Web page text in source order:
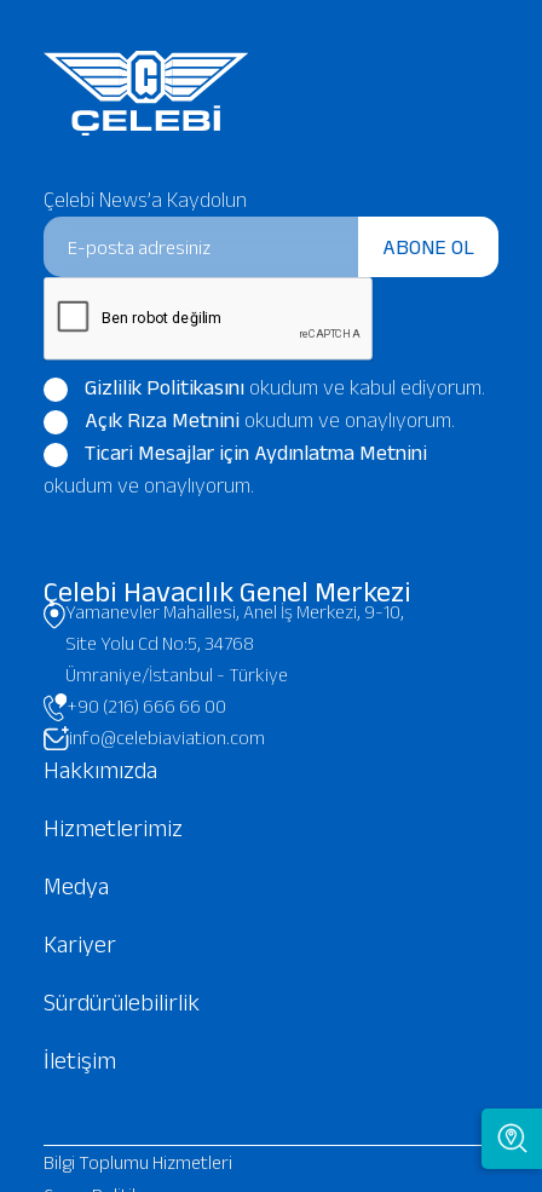
Çelebi News’a Kaydolun
ABONE OL
Gizlilik Politikasını okudum ve kabul ediyorum.
Açık Rıza Metnini okudum ve onaylıyorum.
Ticari Mesajlar için Aydınlatma Metnini
okudum ve onaylıyorum.
Çelebi Havacılık Genel Merkezi
Yamanevler Mahallesi, Anel İş Merkezi, 9-10,
Site Yolu Cd No:5, 34768
Ümraniye/İstanbul - Türkiye
+90 (216) 666 66 00
info@celebiaviation.com
Hakkımızda
Hizmetlerimiz
Medya
Kariyer
Sürdürülebilirlik
İletişim
Bilgi Toplumu Hizmetleri